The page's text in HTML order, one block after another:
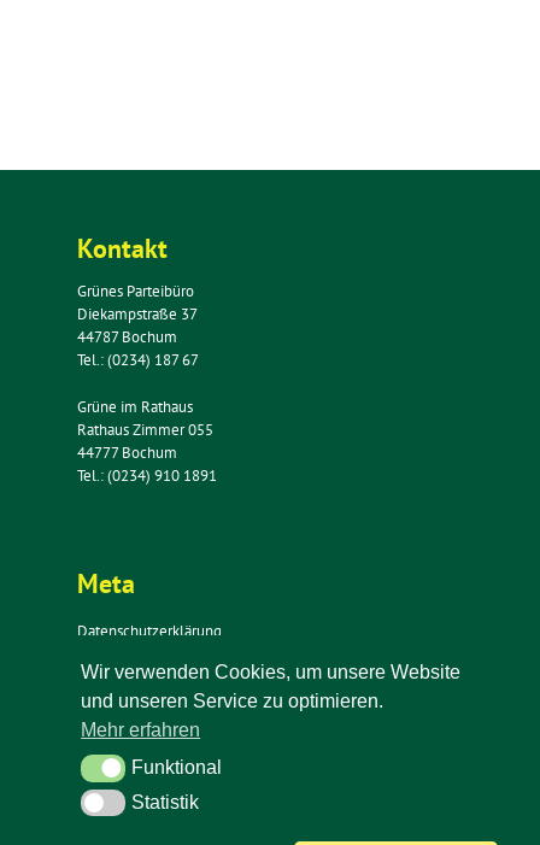
Kontakt
Grünes Parteibüro
Diekampstraße 37
44787 Bochum
Tel.: (0234) 187 67
Grüne im Rathaus
Rathaus Zimmer 055
44777 Bochum
Tel.: (0234) 910 1891
Meta
Datenschutzerklärung
Impressum
Kontakt
Newsletter
Wir verwenden Cookies, um unsere Website
und unseren Service zu optimieren.
Mehr erfahren
FunktionalFunktional
StatistikStatistik